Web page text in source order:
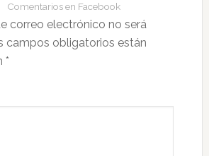
Comentarios en Facebook
correo electrónico no será
campos obligatorios están
*